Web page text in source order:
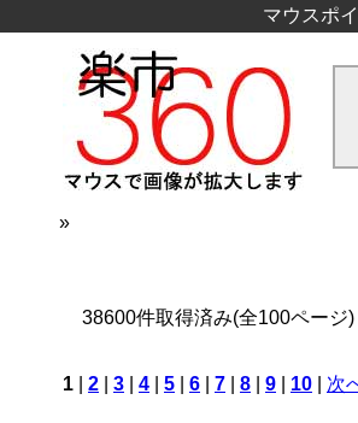
マウスポ
»
38600件取得済み(全100ページ)
1 2 3 4 5 6 7 8 9 10 次